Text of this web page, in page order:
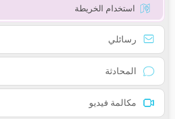
استخدام الخريطة
رسائلي
المحادثة
مكالمة فيديو